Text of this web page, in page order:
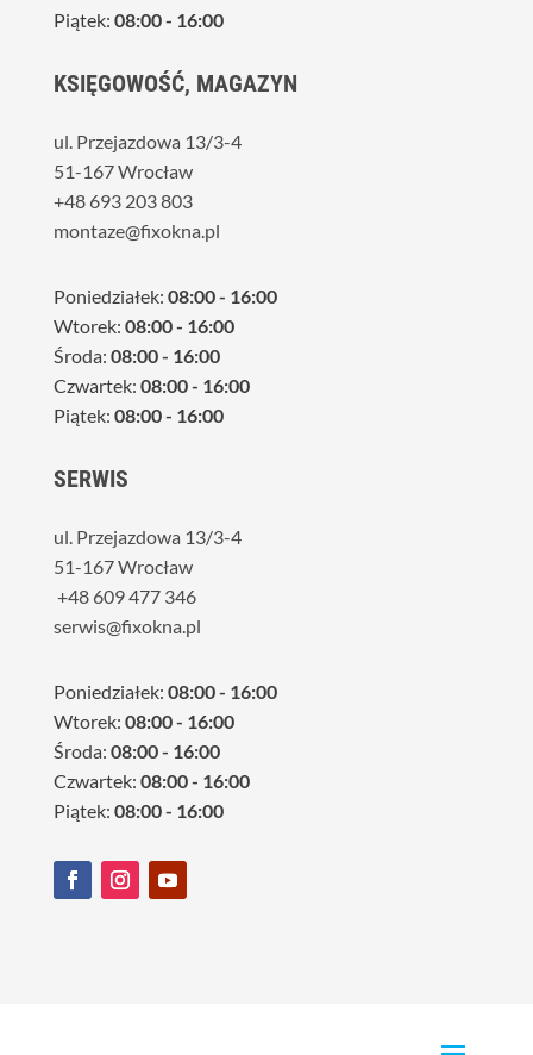
Piątek: 08:00 - 16:00
KSIĘGOWOŚĆ, MAGAZYN
ul. Przejazdowa 13/3-4
51-167 Wrocław
+48 693 203 803
montaze@fixokna.pl
Poniedziałek: 08:00 - 16:00
Wtorek: 08:00 - 16:00
Środa: 08:00 - 16:00
Czwartek: 08:00 - 16:00
Piątek: 08:00 - 16:00
SERWIS
ul. Przejazdowa 13/3-4
51-167 Wrocław
+48 609 477 346
serwis@fixokna.pl
Poniedziałek: 08:00 - 16:00
Wtorek: 08:00 - 16:00
Środa: 08:00 - 16:00
Czwartek: 08:00 - 16:00
Piątek: 08:00 - 16:00